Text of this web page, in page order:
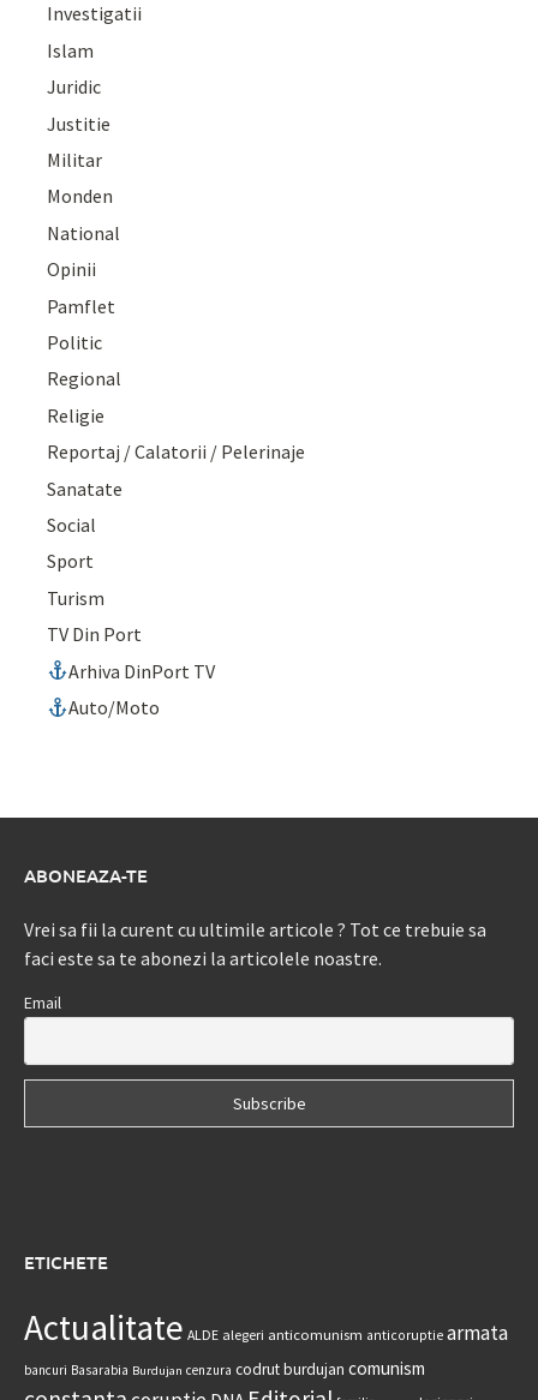
Investigatii
Islam
Juridic
Justitie
Militar
Monden
National
Opinii
Pamflet
Politic
Regional
Religie
Reportaj / Calatorii / Pelerinaje
Sanatate
Social
Sport
Turism
TV Din Port
Arhiva DinPort TV
Auto/Moto
ABONEAZA-TE
Vrei sa fii la curent cu ultimile articole ? Tot ce trebuie sa
faci este sa te abonezi la articolele noastre.
Email
ETICHETE
Actualitate ALDE alegeri anticomunism anticoruptie armata
bancuri Basarabia Burdujan cenzura codrut burdujan comunism